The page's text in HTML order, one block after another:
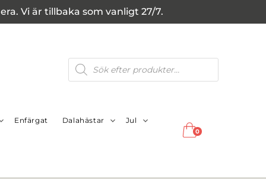
Vi är tillbaka som vanligt 27/7.
Produktsökning
Enfärgat Dalahästar Jul
0